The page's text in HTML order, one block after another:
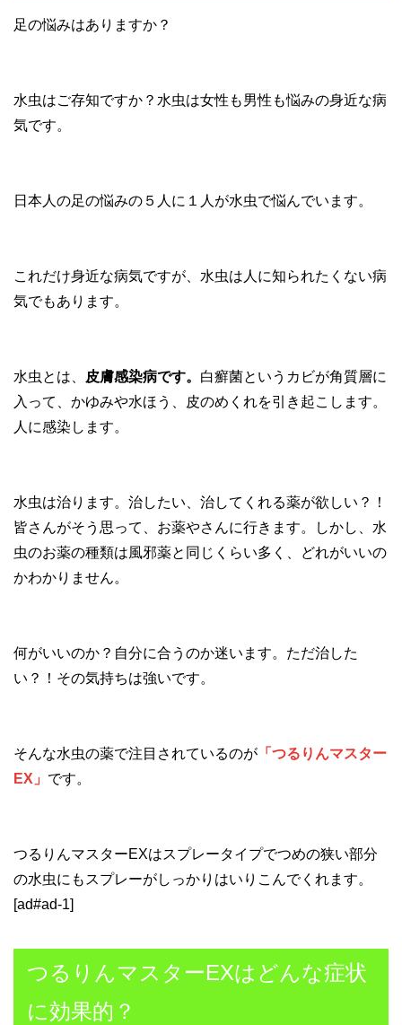
足の悩みはありますか？
水虫はご存知ですか？水虫は女性も男性も悩みの身近な病
気です。
日本人の足の悩みの５人に１人が水虫で悩んでいます。
これだけ身近な病気ですが、水虫は人に知られたくない病
気でもあります。
水虫とは、 皮膚感染病です。 白癬菌というカビが角質層に
入って、かゆみや水ほう、皮のめくれを引き起こします。
人に感染します。
水虫は治ります。治したい、治してくれる薬が欲しい？！
皆さんがそう思って、お薬やさんに行きます。しかし、水
虫のお薬の種類は風邪薬と同じくらい多く、どれがいいの
かわかりません。
何がいいのか？自分に合うのか迷います。ただ治した
い？！その気持ちは強いです。
そんな水虫の薬で注目されているのが 「つるりんマスター
EX」 です。
つるりんマスターEXはスプレータイプでつめの狭い部分
の水虫にもスプレーがしっかりはいりこんでくれます。
[ad#ad-1]
つるりんマスターEXはどんな症状
に効果的？